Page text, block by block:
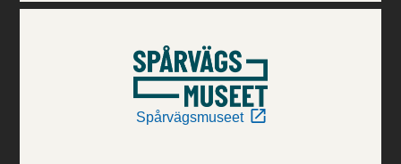
Spårvägsmuseet